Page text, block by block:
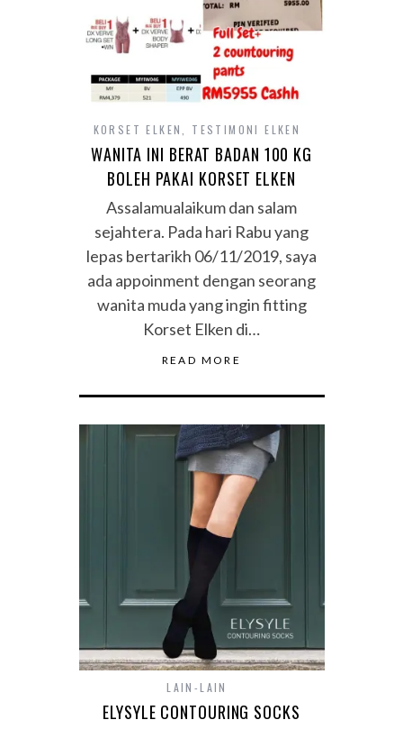
KORSET ELKEN TESTIMONI ELKEN
WANITA INI BERAT BADAN 100 KG
BOLEH PAKAI KORSET ELKEN
Assalamualaikum dan salam
sejahtera. Pada hari Rabu yang
lepas bertarikh 06/11/2019, saya
ada appoinment dengan seorang
wanita muda yang ingin fitting
Korset Elken di…
READ MORE
LAIN-LAIN
ELYSYLE CONTOURING SOCKS